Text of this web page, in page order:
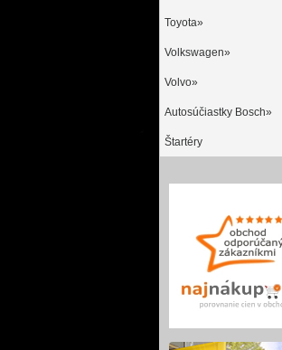
Toyota»
Volkswagen»
Volvo»
Autosúčiastky Bosch»
Štartéry